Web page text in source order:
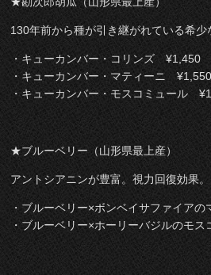
130年前から種が引き継がれている希少
・キューカンバー・コリンズ ¥1,450
・キューカンバー・マティーニ ¥1,550
・キューカンバー・モスコミュール
★ブルーベリー（山形県最上産）
アントシアニンが豊富。視力回復効果。
・ブルーベリー×ボンベイサファイア
・ブルーベリー×ホーリーバジルのモ